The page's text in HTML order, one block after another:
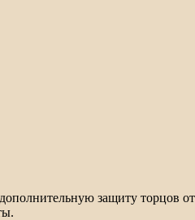
защиту торцов